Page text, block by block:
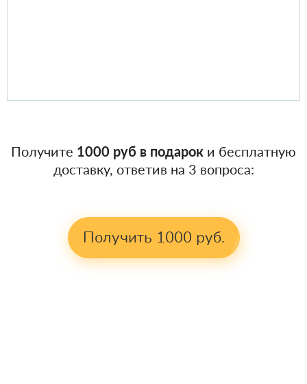
Получите 1000 руб в подарок и бесплатную
доставку, ответив на 3 вопроса:
Получить 1000 руб.